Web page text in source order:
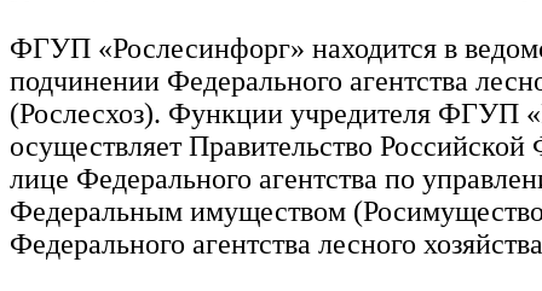
ФГУП «Рослесинфорг» находится в
подчинении Федерального агентства
(Рослесхоз). Функции учредителя ФГУП
осуществляет Правительство Российской
лице Федерального агентства по
Федеральным имуществом
Федерального агентства лесного